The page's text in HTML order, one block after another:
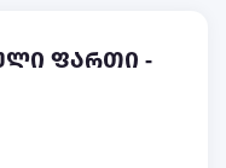
ფართი -